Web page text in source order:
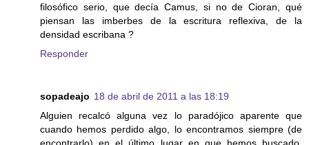
filosófico serio, que decía Camus, si no de Cioran, qué
piensan las imberbes de la escritura reflexiva, de la
densidad escribana ?
Responder
sopadeajo 18 de abril de 2011 a las 18:19
Alguien recalcó alguna vez lo paradójico aparente que
cuando hemos perdido algo, lo encontramos siempre (de